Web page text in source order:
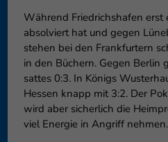
Während Friedrichshafen erst
absolviert hat und gegen
stehen bei den Frankfurtern
in den Büchern. Gegen Berlin
sattes 0:3. In Königs
Hessen knapp mit 3:2. Der
wird aber sicherlich die
viel Energie in Angriff nehmen.